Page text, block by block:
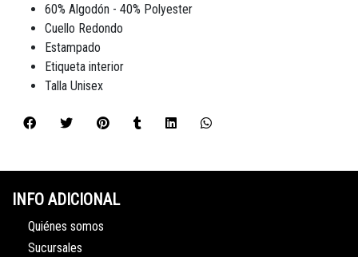
60% Algodón - 40% Polyester
Cuello Redondo
Estampado
Etiqueta interior
Talla Unisex
INFO ADICIONAL
Quiénes somos
Sucursales